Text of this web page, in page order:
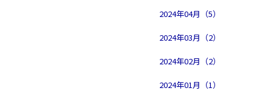
2024年04月（5）
2024年03月（2）
2024年02月（2）
2024年01月（1）